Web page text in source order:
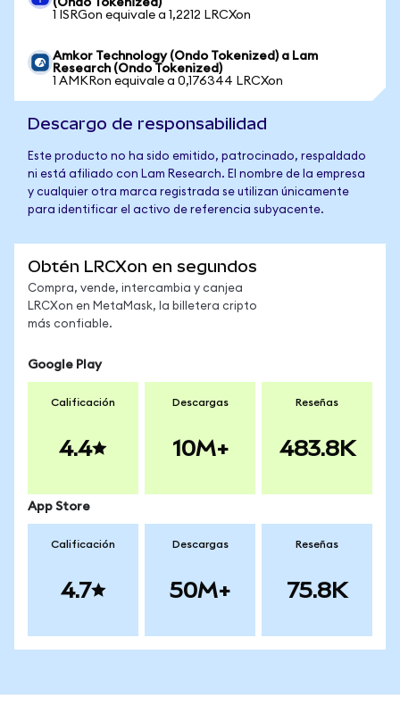
(Ondo Tokenized)
1 ISRGon equivale a 1,2212 LRCXon
Amkor Technology (Ondo Tokenized) a Lam
Research (Ondo Tokenized)
1 AMKRon equivale a 0,176344 LRCXon
Descargo de responsabilidad
Este producto no ha sido emitido, patrocinado, respaldado
ni está afiliado con Lam Research. El nombre de la empresa
y cualquier otra marca registrada se utilizan únicamente
para identificar el activo de referencia subyacente.
Obtén LRCXon en segundos
Compra, vende, intercambia y canjea
LRCXon en MetaMask, la billetera cripto
más confiable.
Google Play
Calificación
4.4
Descargas
10M+
Reseñas
483.8K
App Store
Calificación
4.7
Descargas
50M+
Reseñas
75.8K